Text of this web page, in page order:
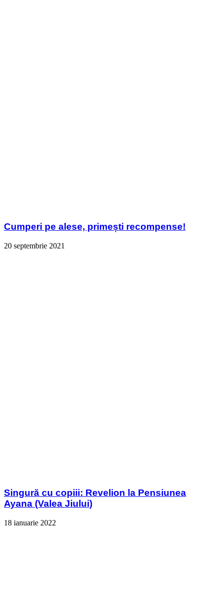
Cumperi pe alese, primești recompense!
20 septembrie 2021
Singură cu copiii: Revelion la Pensiunea
Ayana (Valea Jiului)
18 ianuarie 2022